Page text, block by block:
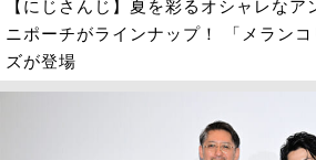
【にじさんじ】夏を彩るオシャレなア
ニポーチがラインナップ！ 「メラン
ズが登場